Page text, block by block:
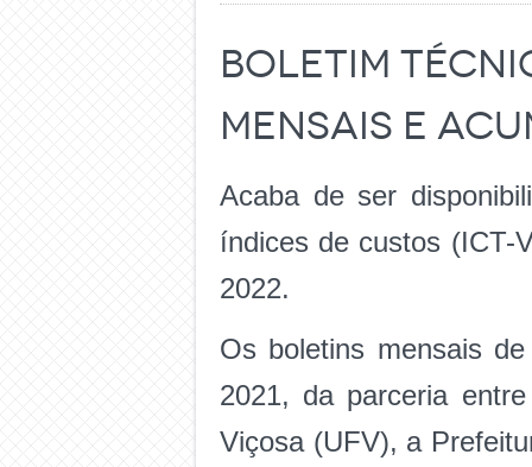
Boletim
mensais e
Acaba de ser
índices de custos (ICT-
2022.
Os boletins mensais
2021, da parceria
Viçosa (UFV), a